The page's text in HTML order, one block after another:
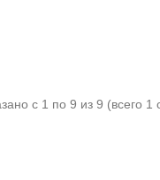
с 1 по 9 из 9 (всего 1